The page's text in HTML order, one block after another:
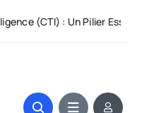
(CTI) : Un Pilier